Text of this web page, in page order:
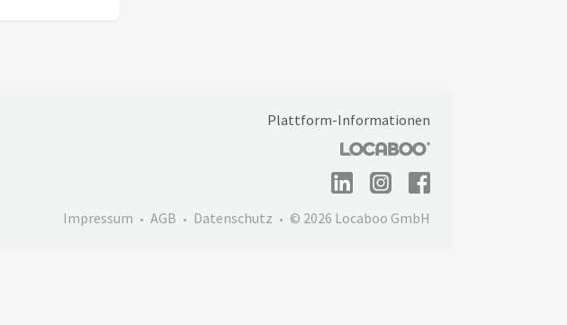
Plattform-Informationen
Impressum AGB Datenschutz © 2026 Locaboo GmbH